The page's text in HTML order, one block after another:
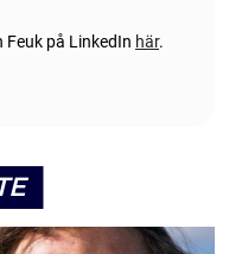
Feuk på LinkedIn här.